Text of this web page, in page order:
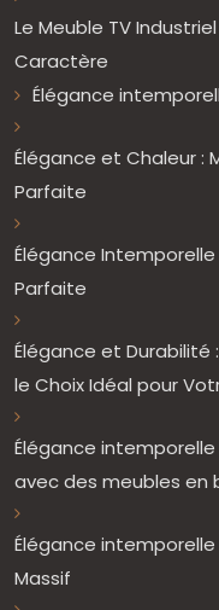
Le Meuble TV
Caractère
Élégance
Élégance et Chaleur :
Parfaite
Élégance Intemporelle
Parfaite
Élégance et Durabilité
le Choix Idéal pour
Élégance
avec des meubles en
Élégance
Massif